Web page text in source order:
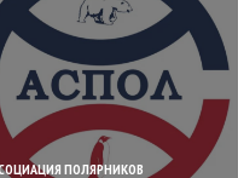
ПОЛЯРНИКОВ